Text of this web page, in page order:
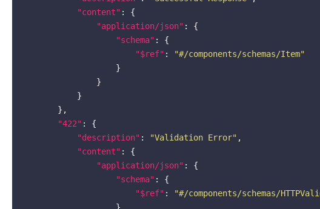
"content" : {
"application/json" : {
"schema" : {
"$ref" :
"#/components/schemas/Item"
"422" : {
"description" : "Validation Error" ,
"content" : {
"application/json" : {
"schema" : {
"$ref" :
"#/components/schemas/